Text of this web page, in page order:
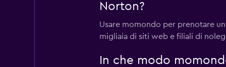
Norton?
Usare momondo per prenotare
migliaia di siti web e filiali di
In che modo